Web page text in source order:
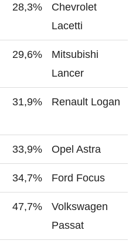
28,3%
Chevrolet
Lacetti
29,6%
Mitsubishi
Lancer
31,9% Renault Logan
33,9% Opel Astra
34,7% Ford Focus
47,7%
Volkswagen
Passat